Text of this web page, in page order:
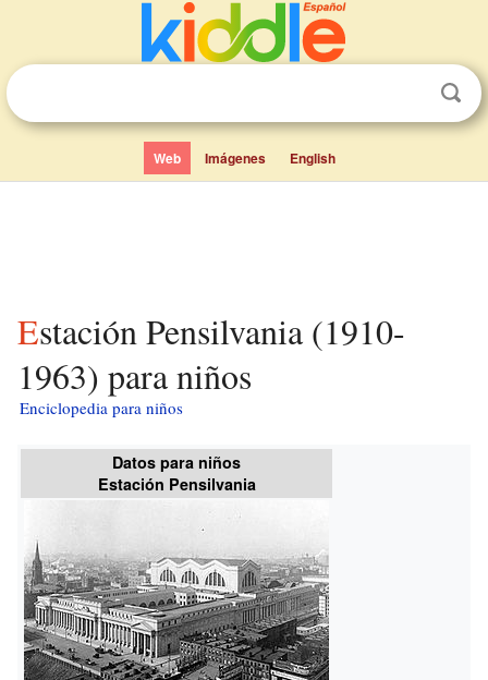
Web Imágenes English
Estación Pensilvania (1910-
1963) para niños
Enciclopedia para niños
Datos para niños
Estación Pensilvania